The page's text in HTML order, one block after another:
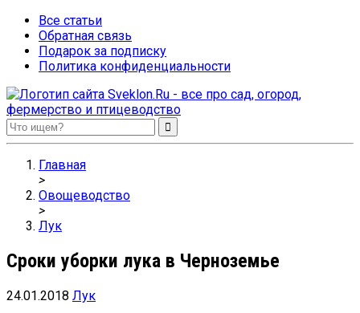
Все статьи
Обратная связь
Подарок за подписку
Политика конфиденциальности
Sveklon.Ru – все про сад, огород, фермерство и птицеводство
Главная
>
Овощеводство
>
Лук
Сроки уборки лука в Черноземье
24.01.2018 Лук